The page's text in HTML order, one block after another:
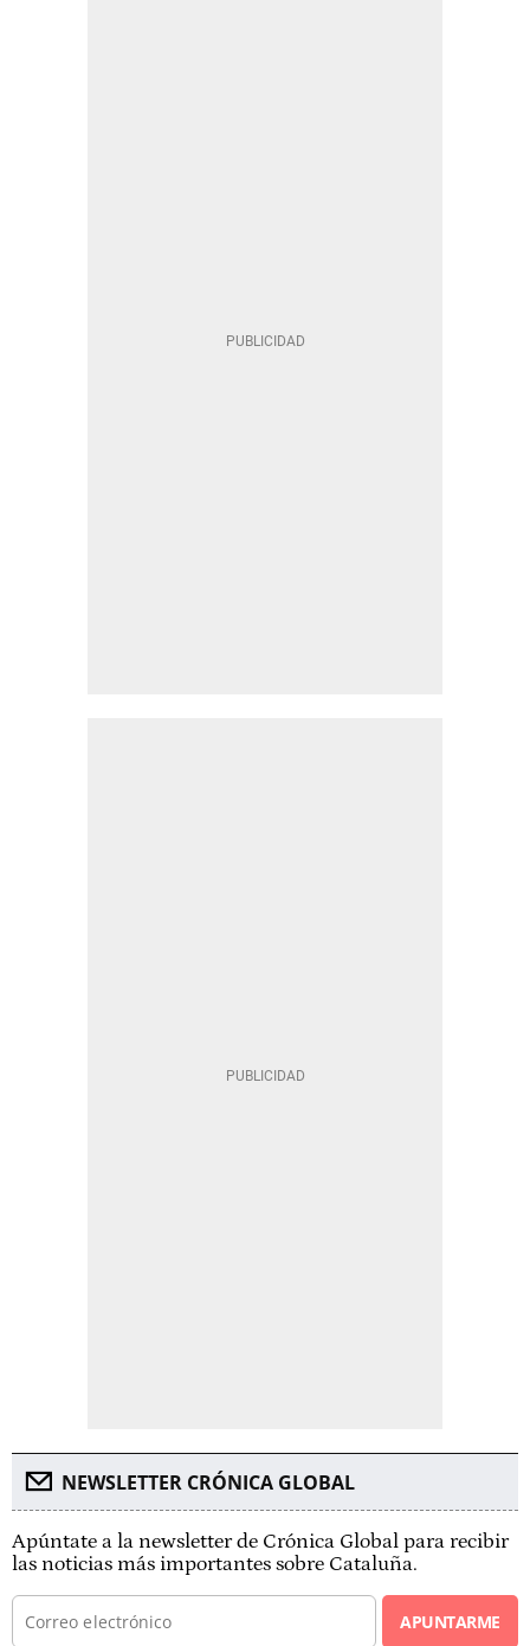
NEWSLETTER CRÓNICA GLOBAL
Apúntate a la newsletter de Crónica Global para recibir
las noticias más importantes sobre Cataluña.
APUNTARME